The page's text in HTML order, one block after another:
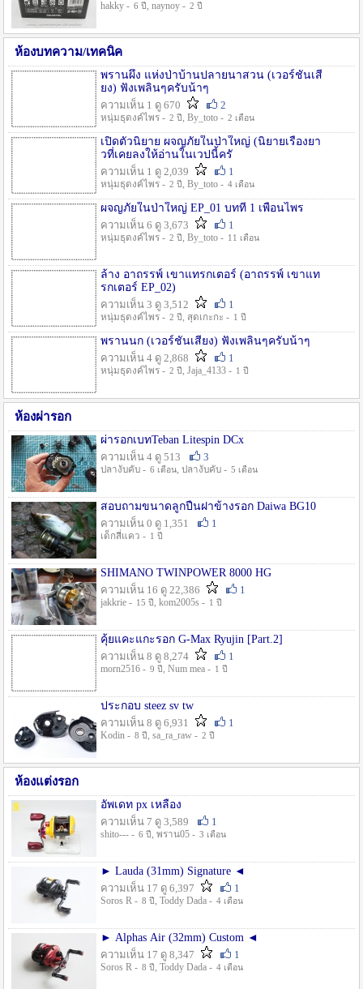
hakky - 6 ปี , naynoy - 2 ปี
ห้องบทความ/เทคนิค
พรานผึ้ง แห่งป่าบ้านปลายนาสวน (เวอร์ชั่นเสี
ยง) ฟังเพลินๆครับน้าๆ
ความเห็น 1 ดู 670
2
หนุ่มธุดงค์ไพร - 2 ปี , By_toto - 2 เดือน
เปิดตัวนิยาย ผจญภัยในป่าใหญ่ (นิยายเรื่องยา
วที่เคยลงให้อ่านในเวปนี้ครั
ความเห็น 1 ดู 2,039
1
หนุ่มธุดงค์ไพร - 2 ปี , By_toto - 4 เดือน
ผจญภัยในป่าใหญ่ EP_01 บทที่ 1 เพื่อนไพร
ความเห็น 6 ดู 3,673
1
หนุ่มธุดงค์ไพร - 2 ปี , By_toto - 11 เดือน
ล้าง อาถรรพ์ เขาแทรกเตอร์ (อาถรรพ์ เขาแท
รกเตอร์ EP_02)
ความเห็น 3 ดู 3,512
1
หนุ่มธุดงค์ไพร - 2 ปี , สุดเกะกะ - 1 ปี
พรานนก (เวอร์ชั่นเสียง) ฟังเพลินๆครับน้าๆ
ความเห็น 4 ดู 2,868
1
หนุ่มธุดงค์ไพร - 2 ปี , Jaja_4133 - 1 ปี
ห้องผ่ารอก
ผ่ารอกเบทTeban Litespin DCx
ความเห็น 4 ดู 513
3
ปลางับคับ - 6 เดือน, ปลางับคับ - 5 เดือน
สอบถามขนาดลูกปืนฝาข้างรอก Daiwa BG10
ความเห็น 0 ดู 1,351
1
เด็กสี่แคว - 1 ปี
SHIMANO TWINPOWER 8000 HG
ความเห็น 16 ดู 22,386
1
jakkrie - 15 ปี , kom2005s - 1 ปี
คุ้ยแคะแกะรอก G-Max Ryujin [Part.2]
ความเห็น 8 ดู 8,274
1
morn2516 - 9 ปี , Num mea - 1 ปี
ประกอบ steez sv tw
ความเห็น 8 ดู 6,931
1
Kodin - 8 ปี , sa_ra_raw - 2 ปี
ห้องแต่งรอก
อัพเดท px เหลือง
ความเห็น 7 ดู 3,589
1
shito--- - 6 ปี , พราน05 - 3 เดือน
► Lauda (31mm) Signature ◄
ความเห็น 17 ดู 6,397
1
Soros R - 8 ปี , Toddy Dada - 4 เดือน
► Alphas Air (32mm) Custom ◄
ความเห็น 17 ดู 8,347
1
Soros R - 8 ปี , Toddy Dada - 4 เดือน